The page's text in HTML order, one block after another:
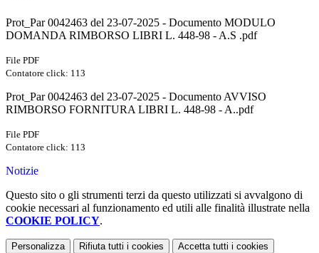
Prot_Par 0042463 del 23-07-2025 - Documento MODULO
DOMANDA RIMBORSO LIBRI L. 448-98 - A.S .pdf
File PDF
Contatore click: 113
Prot_Par 0042463 del 23-07-2025 - Documento AVVISO
RIMBORSO FORNITURA LIBRI L. 448-98 - A..pdf
File PDF
Contatore click: 113
Notizie
Questo sito o gli strumenti terzi da questo utilizzati si avvalgono di
cookie necessari al funzionamento ed utili alle finalità illustrate nella
COOKIE POLICY.
Personalizza Rifiuta tutti i cookies Accetta tutti i cookies